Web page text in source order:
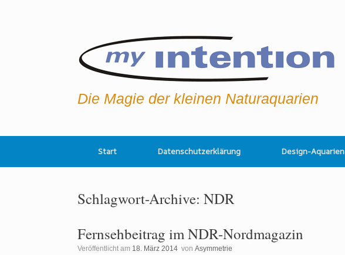
Die Magie der kleinen Naturaquarien
Start Datenschutzerklärung Design-Aquarien
Schlagwort-Archive: NDR
Fernsehbeitrag im NDR-Nordmagazin
Veröffentlicht am 18. März 2014 von Asymmetrie